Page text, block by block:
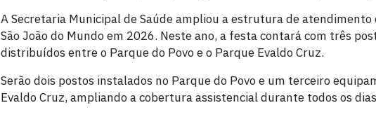
A Secretaria Municipal de Saúde ampliou a estrutura de atendimento
São João do Mundo em 2026. Neste ano, a festa contará com três
distribuídos entre o Parque do Povo e o Parque Evaldo Cruz.
Serão dois postos instalados no Parque do Povo e um terceiro
Evaldo Cruz, ampliando a cobertura assistencial durante todos os